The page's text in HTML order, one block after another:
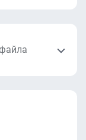
1.1).pdf